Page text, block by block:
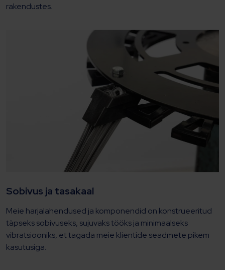
rakendustes.
Sobivus ja tasakaal
Meie harjalahendused ja komponendid on konstrueeritud
täpseks sobivuseks, sujuvaks tööks ja minimaalseks
vibratsiooniks, et tagada meie klientide seadmete pikem
kasutusiga.